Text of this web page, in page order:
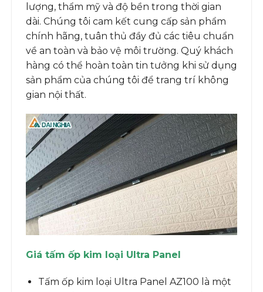
lượng, thẩm mỹ và độ bền trong thời gian
dài. Chúng tôi cam kết cung cấp sản phẩm
chính hãng, tuân thủ đầy đủ các tiêu chuẩn
về an toàn và bảo vệ môi trường. Quý khách
hàng có thể hoàn toàn tin tưởng khi sử dụng
sản phẩm của chúng tôi để trang trí không
gian nội thất.
Giá tấm ốp kim loại Ultra Panel
Tấm ốp kim loại Ultra Panel AZ100 là một